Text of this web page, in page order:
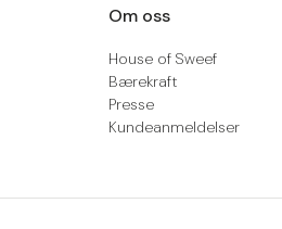
Om oss
House of Sweef
Bærekraft
Presse
Kundeanmeldelser